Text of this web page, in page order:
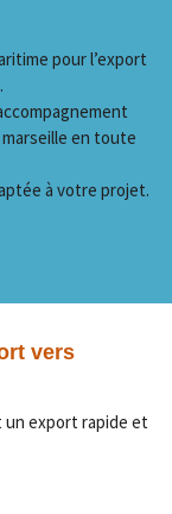
pour l’export
en toute
à votre projet.
vers
un export rapide et